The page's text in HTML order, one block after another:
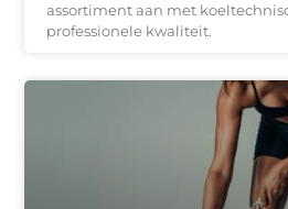
assortiment aan met
professionele kwaliteit.